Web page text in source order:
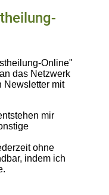
Online"
das Netzwerk
Newsletter mit
mir
ohne
indem ich